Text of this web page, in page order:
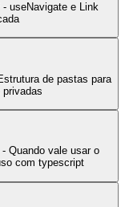
useNavigate e Link
de pastas para
Quando vale usar o
com typescript